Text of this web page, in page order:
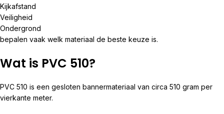
Kijkafstand
Veiligheid
Ondergrond
bepalen vaak welk materiaal de beste keuze is.
Wat is PVC 510?
PVC 510 is een gesloten bannermateriaal van circa 510 gram per
vierkante meter.